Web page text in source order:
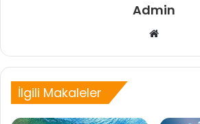
Admin
Web
İlgili Makaleler